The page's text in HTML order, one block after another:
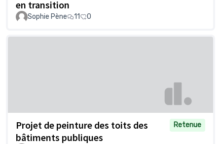
en transition
Sophie Pène 11 0
Projet de peinture des toits des
bâtiments publiques
Retenue